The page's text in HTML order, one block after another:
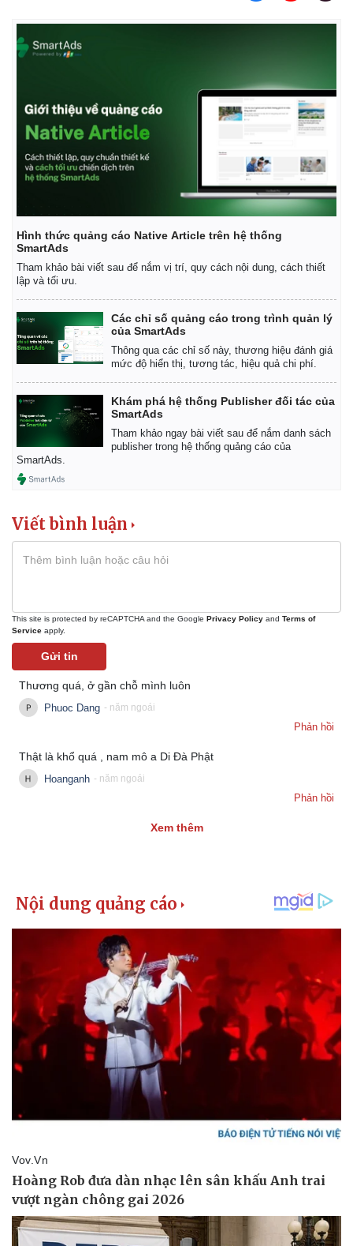
Giá vàng
Hình thức quảng cáo Native Article trên hệ thống
SmartAds
Tham khảo bài viết sau để nắm vị trí, quy cách nội dung, cách thiết
lập và tối ưu.
Các chỉ số quảng cáo trong trình quản lý
của SmartAds
Thông qua các chỉ số này, thương hiệu đánh giá
mức độ hiển thị, tương tác, hiệu quả chi phí.
Khám phá hệ thống Publisher đối tác của
SmartAds
Tham khảo ngay bài viết sau để nắm danh sách
publisher trong hệ thống quảng cáo của
SmartAds.
Viết bình luận
This site is protected by reCAPTCHA and the Google Privacy Policy and Terms of
Service apply.
Gửi tin
Thương quá, ở gần chỗ mình luôn
Phuoc Dang - năm ngoái
Phản hồi
Thật là khổ quá , nam mô a Di Đà Phật
Hoanganh - năm ngoái
Phản hồi
Xem thêm